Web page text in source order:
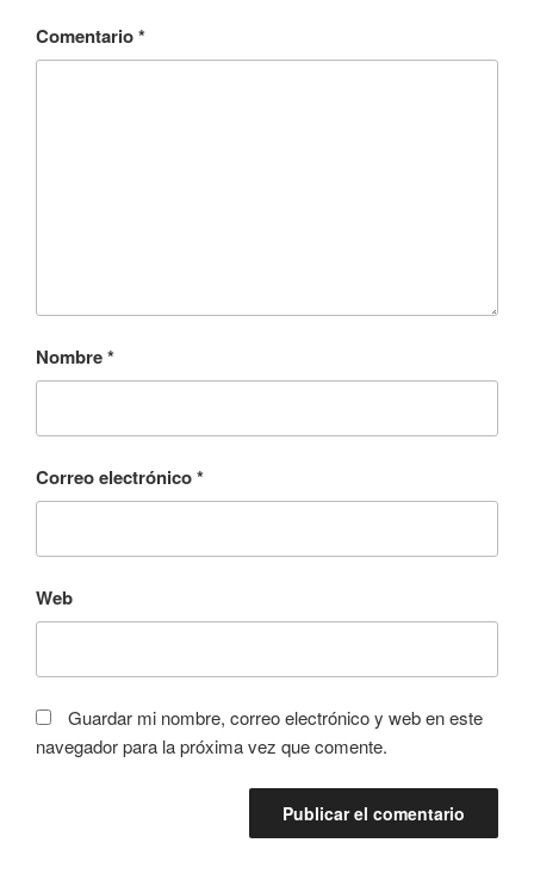
Comentario*
Nombre*
Correo electrónico*
Web
Guardar mi nombre, correo electrónico y web en este
navegador para la próxima vez que comente.